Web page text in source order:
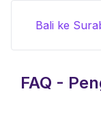
Bali ke
FAQ -